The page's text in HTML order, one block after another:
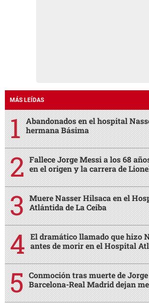
MÁS LEÍDAS
Abandonados en el hospital
hermana Básima
Fallece Jorge Messi a los 68
en el origen y la carrera de
Muere Nasser Hilsaca en el
Atlántida de La Ceiba
El dramático llamado que hizo
antes de morir en el Hospital
Conmoción tras muerte de
Barcelona-Real Madrid dejan